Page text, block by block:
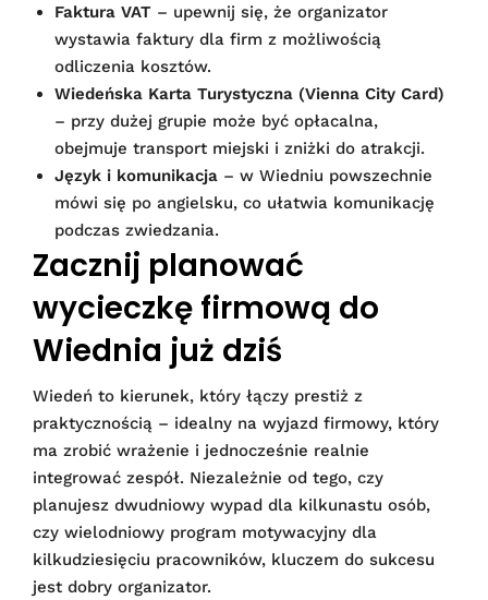
Faktura VAT – upewnij się, że organizator
wystawia faktury dla firm z możliwością
odliczenia kosztów.
Wiedeńska Karta Turystyczna (Vienna City Card)
– przy dużej grupie może być opłacalna,
obejmuje transport miejski i zniżki do atrakcji.
Język i komunikacja – w Wiedniu powszechnie
mówi się po angielsku, co ułatwia komunikację
podczas zwiedzania.
Zacznij planować
wycieczkę firmową do
Wiednia już dziś
Wiedeń to kierunek, który łączy prestiż z
praktycznością – idealny na wyjazd firmowy, który
ma zrobić wrażenie i jednocześnie realnie
integrować zespół. Niezależnie od tego, czy
planujesz dwudniowy wypad dla kilkunastu osób,
czy wielodniowy program motywacyjny dla
kilkudziesięciu pracowników, kluczem do sukcesu
jest dobry organizator.